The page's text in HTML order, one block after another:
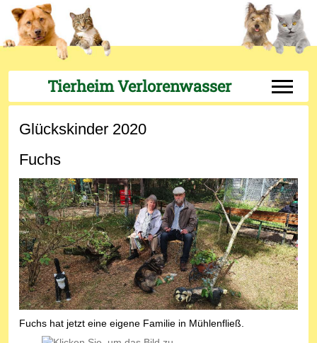
Tierheim Verlorenwasser Off-
Glückskinder 2020
Fuchs
Fuchs hat jetzt eine eigene Familie in Mühlenfließ.